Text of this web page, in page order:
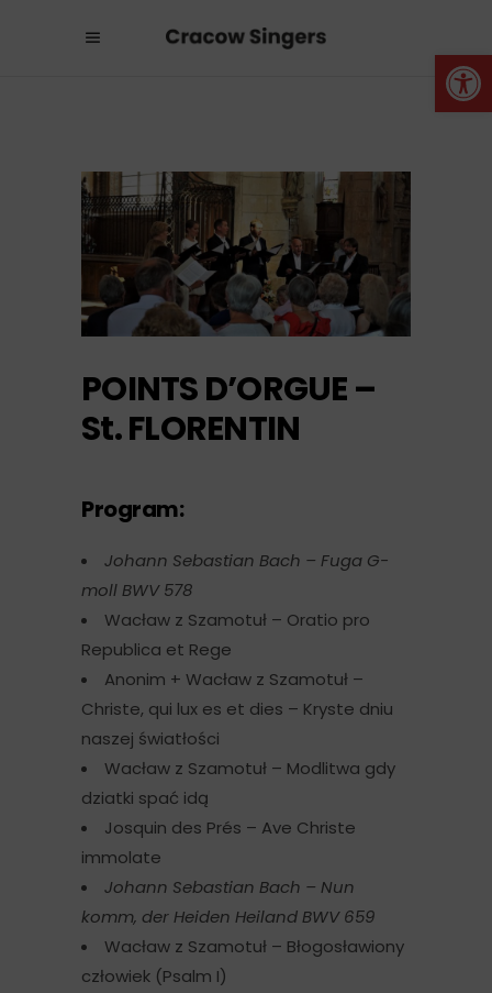
POINTS D’ORGUE –
St. FLORENTIN
Program:
Johann Sebastian Bach – Fuga G-
moll BWV 578
Wacław z Szamotuł – Oratio pro
Republica et Rege
Anonim + Wacław z Szamotuł –
Christe, qui lux es et dies – Kryste dniu
naszej światłości
Wacław z Szamotuł – Modlitwa gdy
dziatki spać idą
Josquin des Prés – Ave Christe
immolate
Johann Sebastian Bach – Nun
komm, der Heiden Heiland BWV 659
Wacław z Szamotuł – Błogosławiony
człowiek (Psalm I)